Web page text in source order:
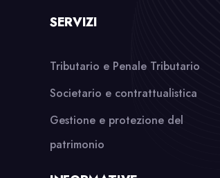
SERVIZI
Tributario e Penale Tributario
Societario e contrattualistica
Gestione e protezione del
patrimonio